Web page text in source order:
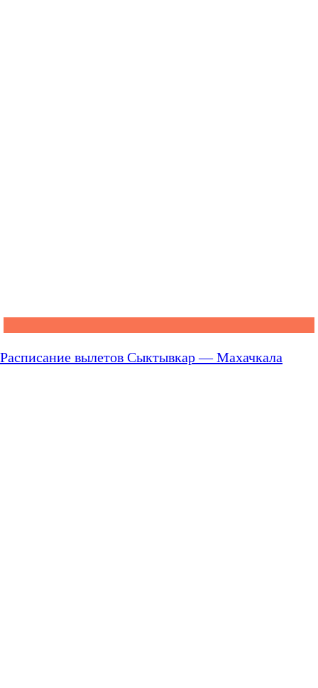
Расписание вылетов Сыктывкар — Махачкала